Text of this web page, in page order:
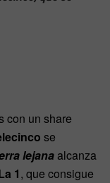
con un share
se
lejanaalcanza
1, que consigue